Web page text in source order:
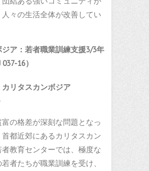
々の生活全体が改善してい
ジア：若者職業訓練支援3/3年
037-16）
カリタスカンボジア
の格差が深刻な問題となっ
都近郊にあるカリタスカン
教育センターでは、極度な
者たちが職業訓練を受け、